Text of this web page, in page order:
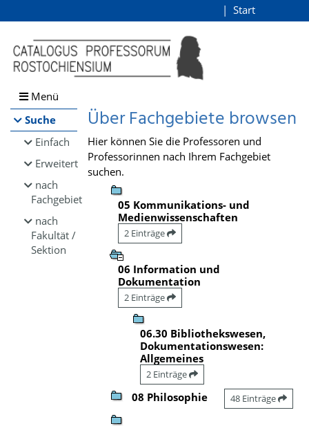
Browsen
direkt zum Inhalt
Start
Menü
Suche
Einfach
Erweitert
nach
Fachgebiet
nach
Fakultät /
Sektion
Über Fachgebiete browsen
Hier können Sie die Professoren und
Professorinnen nach Ihrem Fachgebiet
suchen.
05 Kommunikations- und
Medienwissenschaften
2 Einträge
06 Information und
Dokumentation
2 Einträge
06.30 Bibliothekswesen,
Dokumentationswesen:
Allgemeines
2 Einträge
08 Philosophie 48 Einträge